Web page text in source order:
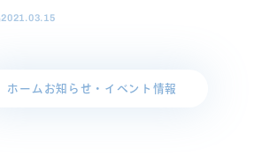
2021.03.15
ホーム お知らせ・イベント情報